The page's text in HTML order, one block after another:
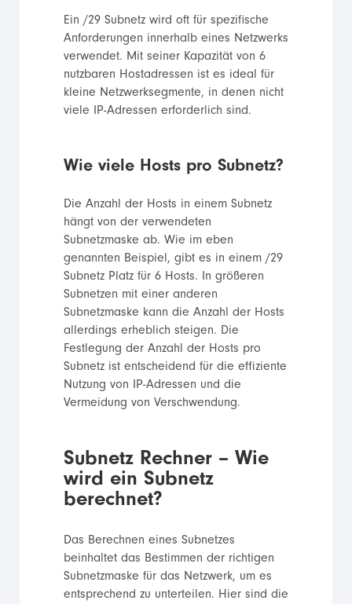
Ein /29 Subnetz wird oft für spezifische
Anforderungen innerhalb eines Netzwerks
verwendet. Mit seiner Kapazität von 6
nutzbaren Hostadressen ist es ideal für
kleine Netzwerksegmente, in denen nicht
viele IP-Adressen erforderlich sind.
Wie viele Hosts pro Subnetz?
Die Anzahl der Hosts in einem Subnetz
hängt von der verwendeten
Subnetzmaske ab. Wie im eben
genannten Beispiel, gibt es in einem /29
Subnetz Platz für 6 Hosts. In größeren
Subnetzen mit einer anderen
Subnetzmaske kann die Anzahl der Hosts
allerdings erheblich steigen. Die
Festlegung der Anzahl der Hosts pro
Subnetz ist entscheidend für die effiziente
Nutzung von IP-Adressen und die
Vermeidung von Verschwendung.
Subnetz Rechner – Wie
wird ein Subnetz
berechnet?
Das Berechnen eines Subnetzes
beinhaltet das Bestimmen der richtigen
Subnetzmaske für das Netzwerk, um es
entsprechend zu unterteilen. Hier sind die